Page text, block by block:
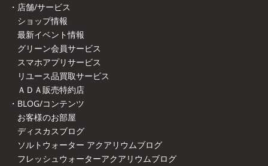
・店舗/サービス
ショップ情報
最新イベント情報
グリーン会員サービス
スマホアプリサービス
リユース品買取サービス
ＡＤＡ販売特約店
・BLOG/コンテンツ
お客様のお部屋
ディスカスブログ
ソルトウォーター アクアリウムブログ
フレッシュウォーターアクアリウムブログ